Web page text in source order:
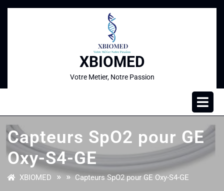
XBIOMED
Votre Metier, Notre Passion
Capteurs SpO2 pour GE
Oxy-S4-GE
XBIOMED » » Capteurs SpO2 pour GE Oxy-S4-GE